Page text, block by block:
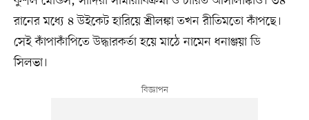
রানের মধ্যে ৪ উইকেট হারিয়ে শ্রীলঙ্কা তখন রীতিমতো কাঁপছে।
সেই কাঁপাকাঁপিতে উদ্ধারকর্তা হয়ে মাঠে নামেন ধনাঞ্জয়া ডি
সিলভা।